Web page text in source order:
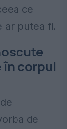
ce
ar putea fi.
în corpul
de